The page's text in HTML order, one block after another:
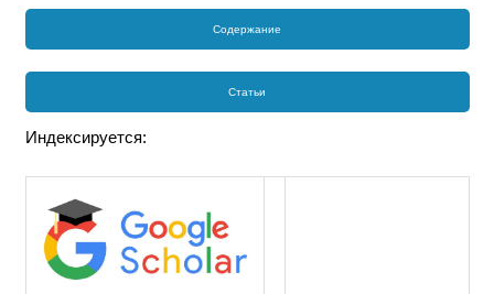
Содержание
Статьи
Индексируется: